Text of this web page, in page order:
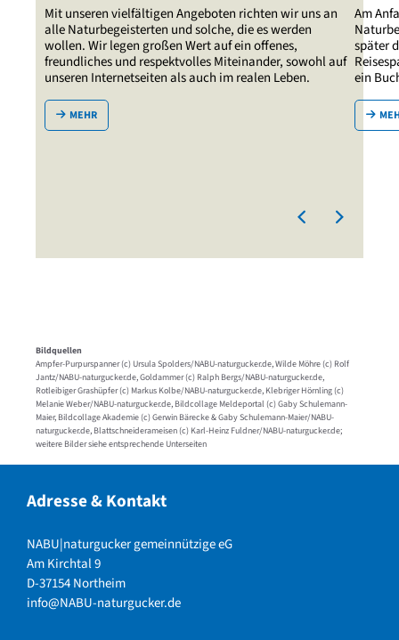
Mit unseren vielfältigen Angeboten richten wir uns an
alle Naturbegeisterten und solche, die es werden
wollen. Wir legen großen Wert auf ein offenes,
freundliches und respektvolles Miteinander, sowohl auf
unseren Internetseiten als auch im realen Leben.
MEHR
Am
später
ein
Bildquellen
Ampfer-Purpurspanner (c) Ursula Spolders/NABU-naturgucker.de, Wilde Möhre (c) Rolf
Jantz/NABU-naturgucker.de, Goldammer (c) Ralph Bergs/NABU-naturgucker.de,
Rotleibiger Grashüpfer (c) Markus Kolbe/NABU-naturgucker.de, Klebriger Hörnling (c)
Melanie Weber/NABU-naturgucker.de, Bildcollage Meldeportal (c) Gaby Schulemann-
Maier, Bildcollage Akademie (c) Gerwin Bärecke & Gaby Schulemann-Maier/NABU-
naturgucker.de, Blattschneiderameisen (c) Karl-Heinz Fuldner/NABU-naturgucker.de;
weitere Bilder siehe entsprechende Unterseiten
Adresse & Kontakt
NABU|naturgucker gemeinnützige eG
Am Kirchtal 9
D-37154 Northeim
info@NABU-naturgucker.de